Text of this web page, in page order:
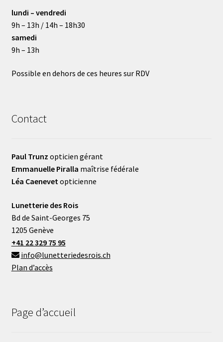
lundi – vendredi
9h – 13h / 14h – 18h30
samedi
9h – 13h
Possible en dehors de ces heures sur RDV
Contact
Paul Trunz opticien gérant
Emmanuelle Piralla maîtrise fédérale
Léa Caenevet opticienne
Lunetterie des Rois
Bd de Saint-Georges 75
1205 Genève
+41 22 329 75 95
info@lunetteriedesrois.ch
Plan d’accès
Page d’accueil